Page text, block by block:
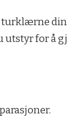
for å